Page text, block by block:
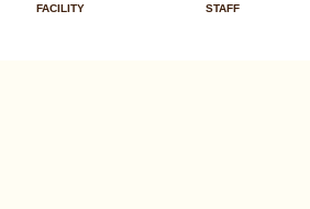
FACILITY STAFF